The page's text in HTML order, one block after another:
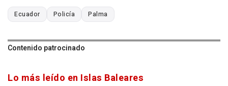
Ecuador Policía Palma
Contenido patrocinado
Lo más leído en Islas Baleares